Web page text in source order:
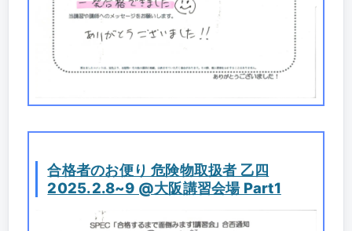
合格者のお便り 危険物取扱者 乙四
2025.2.8~9 @大阪講習会場 Part1